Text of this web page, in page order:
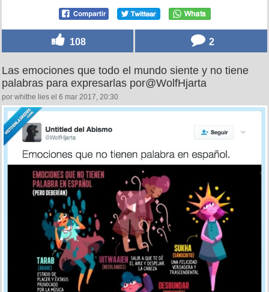
108 2
Las emociones que todo el mundo siente y no tiene
palabras para expresarlas por@WolfHjarta
por whithe lies el 6 mar 2017, 20:30